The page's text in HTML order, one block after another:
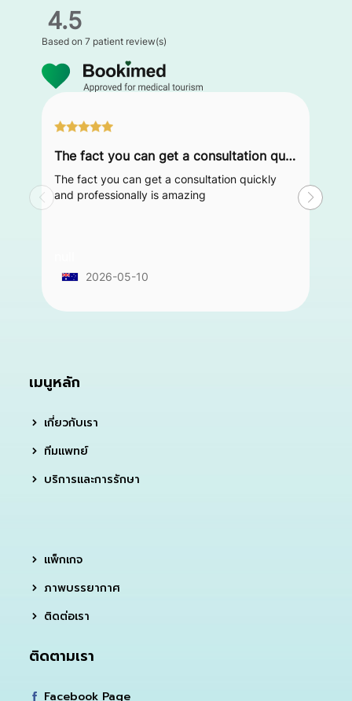
4.5
Based on7 patient review(s)
The fact you can get a consultation quickly and professionally is amazing
The fact you can get a consultation quickly
and professionally is amazing
2026-05-10
เมนูหลัก
เกี่ยวกับเรา
ทีมแพทย์
บริการและการรักษา
แพ็กเกจ
ภาพบรรยากาศ
ติดต่อเรา
ติดตามเรา
Facebook Page